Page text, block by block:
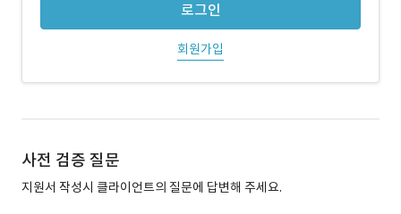
로그인
회원가입
사전 검증 질문
지원서 작성시 클라이언트의 질문에 답변해 주세요.